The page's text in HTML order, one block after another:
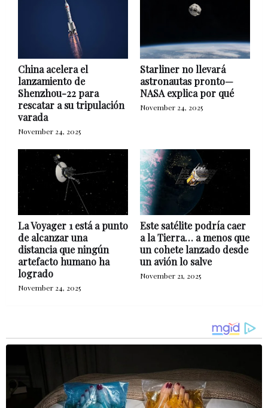
China acelera el
lanzamiento de
Shenzhou-22 para
rescatar a su tripulación
varada
November 24, 2025
Starliner no llevará
astronautas pronto—
NASA explica por qué
November 24, 2025
La Voyager 1 está a punto
de alcanzar una
distancia que ningún
artefacto humano ha
logrado
November 24, 2025
Este satélite podría caer
a la Tierra… a menos que
un cohete lanzado desde
un avión lo salve
November 21, 2025